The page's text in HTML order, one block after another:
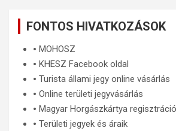
FONTOS HIVATKOZÁSOK
🞄 MOHOSZ
🞄 KHESZ Facebook oldal
🞄 Turista állami jegy online vásárlás
🞄 Online területi jegyvásárlás
🞄 Magyar Horgászkártya
🞄 Területi jegyek és áraik